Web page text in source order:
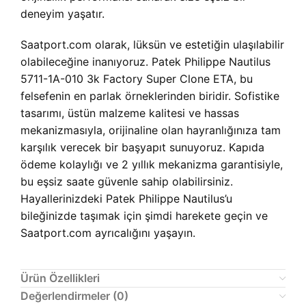
deneyim yaşatır.
Saatport.com olarak, lüksün ve estetiğin ulaşılabilir
olabileceğine inanıyoruz. Patek Philippe Nautilus
5711-1A-010 3k Factory Super Clone ETA, bu
felsefenin en parlak örneklerinden biridir. Sofistike
tasarımı, üstün malzeme kalitesi ve hassas
mekanizmasıyla, orijinaline olan hayranlığınıza tam
karşılık verecek bir başyapıt sunuyoruz. Kapıda
ödeme kolaylığı ve 2 yıllık mekanizma garantisiyle,
bu eşsiz saate güvenle sahip olabilirsiniz.
Hayallerinizdeki Patek Philippe Nautilus’u
bileğinizde taşımak için şimdi harekete geçin ve
Saatport.com ayrıcalığını yaşayın.
Ürün Özellikleri
Değerlendirmeler (0)